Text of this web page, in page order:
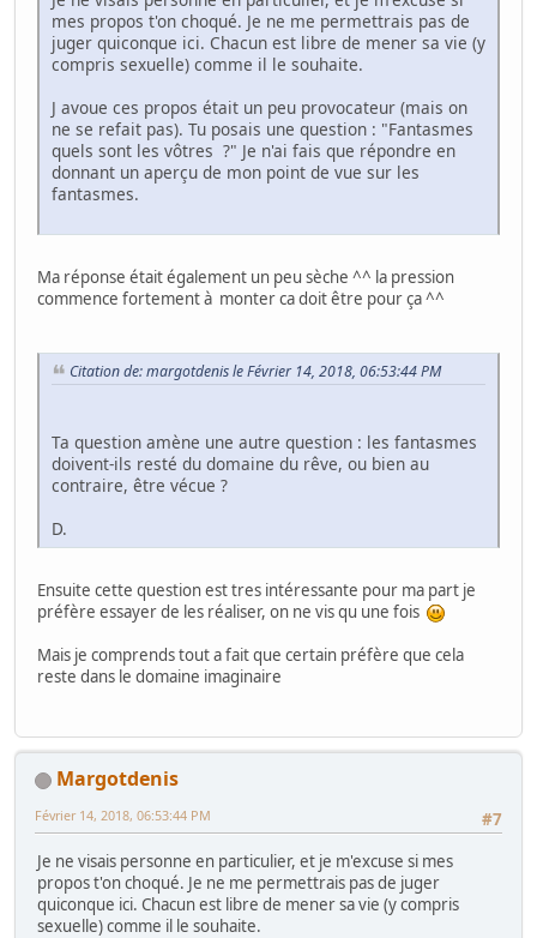
mes propos t'on choqué. Je ne me permettrais pas de
juger quiconque ici. Chacun est libre de mener sa vie (y
compris sexuelle) comme il le souhaite.
J avoue ces propos était un peu provocateur (mais on
ne se refait pas). Tu posais une question : "Fantasmes
quels sont les vôtres ?" Je n'ai fais que répondre en
donnant un aperçu de mon point de vue sur les
fantasmes.
Ma réponse était également un peu sèche ^^ la pression
commence fortement à monter ca doit être pour ça ^^
Citation de: margotdenis le Février 14, 2018, 06:53:44 PM
Ta question amène une autre question : les fantasmes
doivent-ils resté du domaine du rêve, ou bien au
contraire, être vécue ?
D.
Ensuite cette question est tres intéressante pour ma part je
préfère essayer de les réaliser, on ne vis qu une fois
Mais je comprends tout a fait que certain préfère que cela
reste dans le domaine imaginaire
Margotdenis
#7
Février 14, 2018, 06:53:44 PM
Je ne visais personne en particulier, et je m'excuse si mes
propos t'on choqué. Je ne me permettrais pas de juger
quiconque ici. Chacun est libre de mener sa vie (y compris
sexuelle) comme il le souhaite.